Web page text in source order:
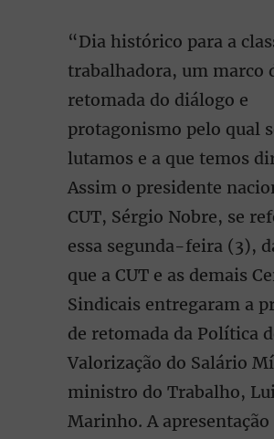
“Dia histórico para a
trabalhadora, um marco
retomada do diálogo e
protagonismo pelo qual
lutamos e a que temos
Assim o presidente
CUT, Sérgio Nobre, se
essa segunda-feira (3),
que a CUT e as demais
Sindicais entregaram a
de retomada da Política
Valorização do Salário
ministro do Trabalho,
Marinho. A